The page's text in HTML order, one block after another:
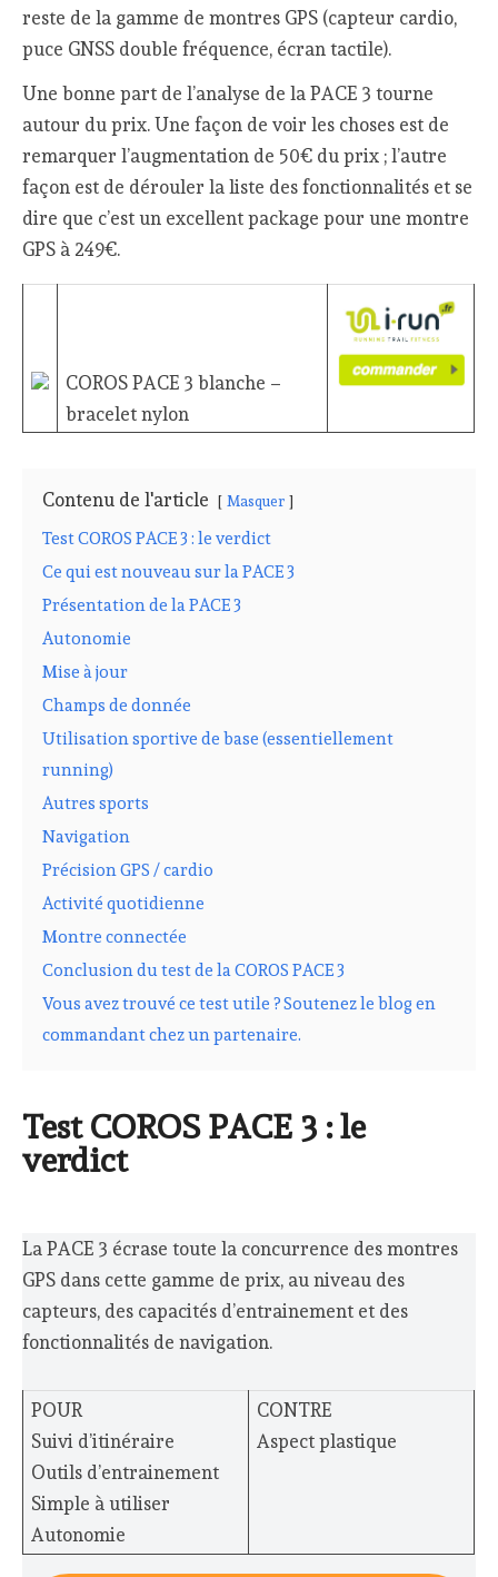
reste de la gamme de montres GPS (capteur cardio,
puce GNSS double fréquence, écran tactile).
Une bonne part de l’analyse de la PACE 3 tourne
autour du prix. Une façon de voir les choses est de
remarquer l’augmentation de 50€ du prix ; l’autre
façon est de dérouler la liste des fonctionnalités et se
dire que c’est un excellent package pour une montre
GPS à 249€.
COROS PACE 3 blanche –
bracelet nylon
Contenu de l'article Masquer
Test COROS PACE 3 : le verdict
Ce qui est nouveau sur la PACE 3
Présentation de la PACE 3
Autonomie
Mise à jour
Champs de donnée
Utilisation sportive de base (essentiellement
running)
Autres sports
Navigation
Précision GPS / cardio
Activité quotidienne
Montre connectée
Conclusion du test de la COROS PACE 3
Vous avez trouvé ce test utile ? Soutenez le blog en
commandant chez un partenaire.
Test COROS PACE 3 : le
verdict
La PACE 3 écrase toute la concurrence des montres
GPS dans cette gamme de prix, au niveau des
capteurs, des capacités d’entrainement et des
fonctionnalités de navigation.
POUR
Suivi d’itinéraire
Outils d’entrainement
Simple à utiliser
Autonomie
CONTRE
Aspect plastique